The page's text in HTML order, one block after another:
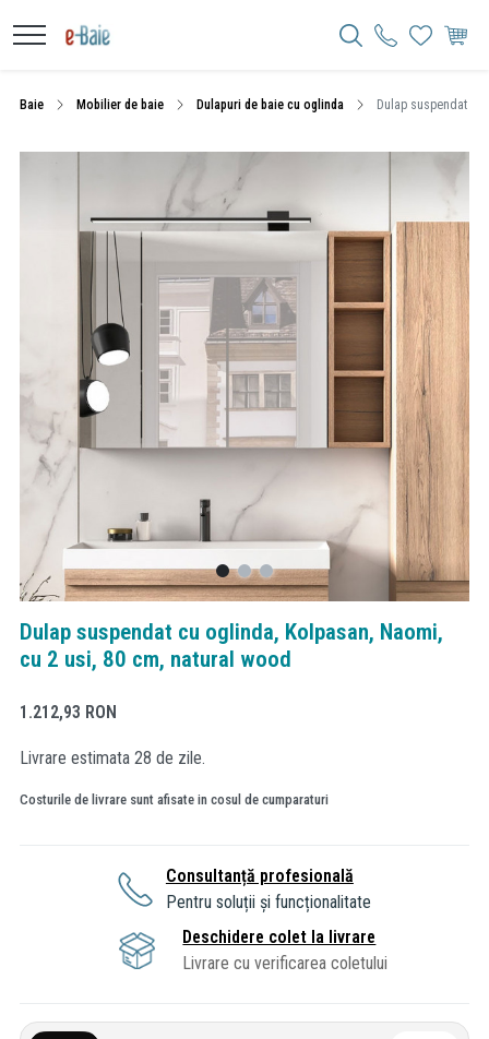
Baie Mobilier de baie Dulapuri de baie cu oglinda Dulap suspendat cu
Dulap suspendat cu oglinda, Kolpasan, Naomi,
cu 2 usi, 80 cm, natural wood
1.212,93 RON
Livrare estimata 28 de zile.
Costurile de livrare sunt afisate in cosul de cumparaturi
Consultanță profesională
Pentru soluții și funcționalitate
Deschidere colet la livrare
Livrare cu verificarea coletului